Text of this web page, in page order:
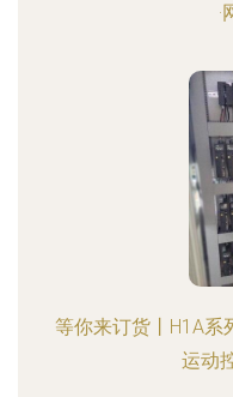
·
等你来订货丨H1A
运动